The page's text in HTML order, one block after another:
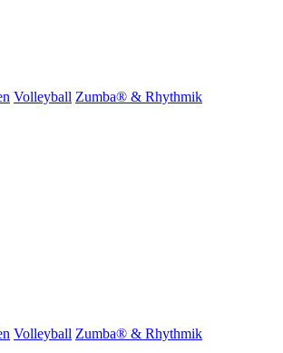
Volleyball Zumba® & Rhythmik
Volleyball Zumba® & Rhythmik